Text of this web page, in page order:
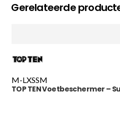
Gerelateerde
M-LXSSM
TOP TEN Voetbeschermer –